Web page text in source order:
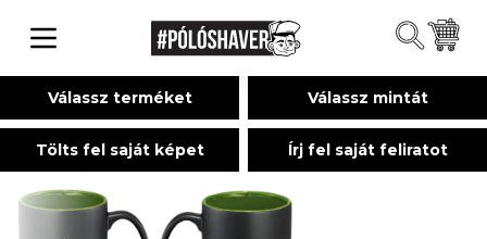
Válassz terméket Válassz mintát
Tölts fel saját képet Írj fel saját feliratot